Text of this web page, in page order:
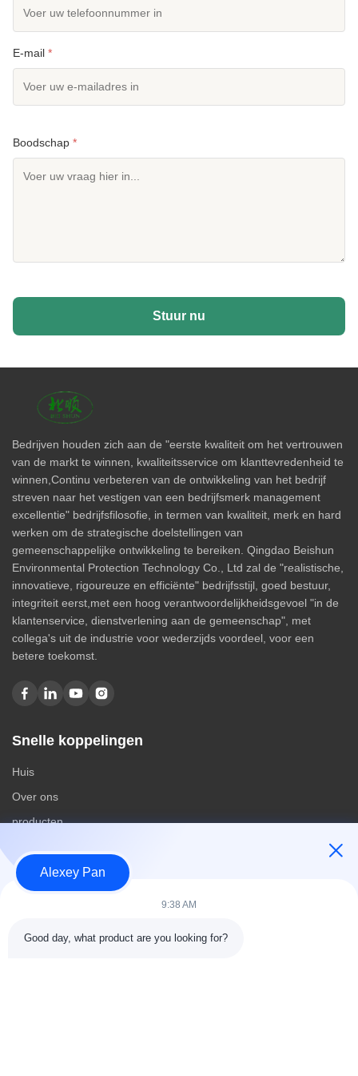
E-mail *
Boodschap *
Stuur nu
Bedrijven houden zich aan de "eerste kwaliteit om het vertrouwen
van de markt te winnen, kwaliteitsservice om klanttevredenheid te
winnen,Continu verbeteren van de ontwikkeling van het bedrijf
streven naar het vestigen van een bedrijfsmerk management
excellentie" bedrijfsfilosofie, in termen van kwaliteit, merk en hard
werken om de strategische doelstellingen van
gemeenschappelijke ontwikkeling te bereiken. Qingdao Beishun
Environmental Protection Technology Co., Ltd zal de "realistische,
innovatieve, rigoureuze en efficiënte" bedrijfsstijl, goed bestuur,
integriteit eerst,met een hoog verantwoordelijkheidsgevoel "in de
klantenservice, dienstverlening aan de gemeenschap", met
collega's uit de industrie voor wederzijds voordeel, voor een
betere toekomst.
Snelle koppelingen
Huis
Over ons
producten
Categorieën
Rubber het Mengen zich Molenmachine
Alexey Pan
9:38 AM
Good day, what product are you looking for?